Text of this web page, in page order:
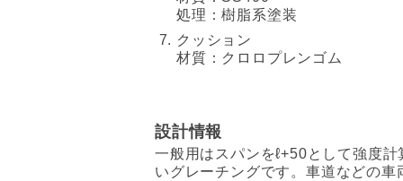
処理：樹脂系塗装
クッション
材質：クロロプレンゴム
設計情報
一般用はスパンをℓ+50として強度
いグレーチングです。車道などの車